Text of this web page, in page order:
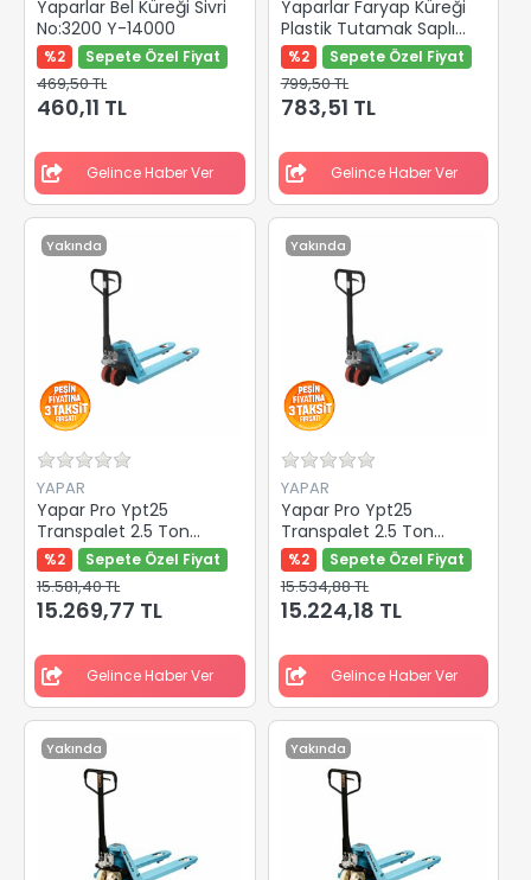
Yaparlar Bel Küreği Sivri
No:3200 Y-14000
%2 Sepete Özel Fiyat
469,50 TL
460,11 TL
Gelince Haber Ver
Yaparlar Faryap Küreği
Plastik Tutamak Saplı
97176
%2 Sepete Özel Fiyat
799,50 TL
783,51 TL
Gelince Haber Ver
Yakında
YAPAR
Yapar Pro Ypt25
Transpalet 2.5 Ton
Kırmızı Pu Teker Y-
82400
%2 Sepete Özel Fiyat
15.581,40 TL
15.269,77 TL
Gelince Haber Ver
Yakında
YAPAR
Yapar Pro Ypt25
Transpalet 2.5 Ton
Kırmızı Pu Teker Y-
82406
%2 Sepete Özel Fiyat
15.534,88 TL
15.224,18 TL
Gelince Haber Ver
Yakında Yakında